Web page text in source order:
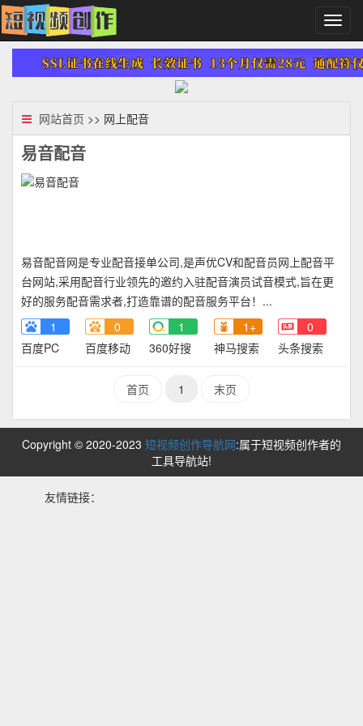
切
换
导
航
网站首页 >> 网上配音
易音配音
易音配音网是专业配音接单公司,是声优CV和配音员网上配音平
台网站,采用配音行业领先的邀约入驻配音演员试音模式,旨在更
好的服务配音需求者,打造靠谱的配音服务平台！...
1
百度PC
0
百度移动
1
360好搜
1+
神马搜索
0
头条搜索
首页 1 末页
Copyright © 2020-2023 短视频创作导航网:属于短视频创作者的
工具导航站!
友情链接：